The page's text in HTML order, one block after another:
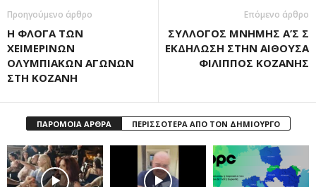
Προηγούμενο άρθρο
H ΦΛΟΓΑ ΤΩΝ
ΧΕΙΜΕΡΙΝΩΝ
ΟΛΥΜΠΙΑΚΩΝ ΑΓΩΝΩΝ
ΣΤΗ ΚΟΖΑΝΗ
Επόμενο άρθρο
ΣΥΛΛΟΓΟΣ ΜΝΗΜΗΣ Α’Σ Σ
ΕΚΔΗΛΩΣΗ ΣΤΗΝ ΑΙΘΟΥΣΑ
ΦΙΛΙΠΠΟΣ ΚΟΖΑΝΗΣ
ΠΑΡΟΜΟΙΑ ΑΡΘΡΑ ΠΕΡΙΣΣΟΤΕΡΑ ΑΠΟ ΤΟΝ ΔΗΜΙΟΥΡΓΟ